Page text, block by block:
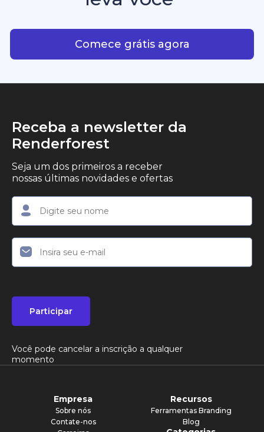
marketing que desejam produzir conteúdo em
vídeo profissional, com qualidade de estúdio, de
forma simples.
Comece grátis agora
Receba a newsletter da
Renderforest
Seja um dos primeiros a receber
nossas últimas novidades e ofertas
Participar
Você pode cancelar a inscrição a qualquer
momento
Empresa
Sobre nós
Contate-nos
Recursos
Ferramentas Branding
Blog